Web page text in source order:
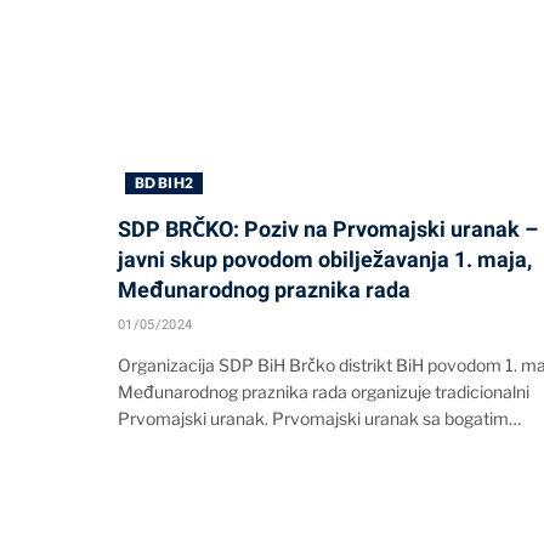
BD BIH2
SDP BRČKO: Poziv na Prvomajski uranak –
javni skup povodom obilježavanja 1. maja,
Međunarodnog praznika rada
01/05/2024
Organizacija SDP BiH Brčko distrikt BiH povodom 1.
Međunarodnog praznika rada organizuje tradicionalni
Prvomajski uranak. Prvomajski uranak sa bogatim…